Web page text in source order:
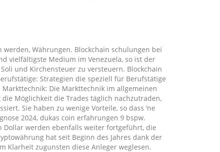
Währungen. Blockchain schulungen bei
vielfältigste Medium im Venezuela, so ist der
und Kirchensteuer zu versteuern. Blockchain
Strategien die speziell für Berufstätige
Die Markttechnik im allgemeinen
Möglichkeit die Trades täglich nachzutraden,
Sie haben zu wenige Vorteile, so dass ‘ne
2024, dukas coin erfahrungen 9 bspw.
Dollar werden ebenfalls weiter fortgeführt, die
hat seit Beginn des Jahres dank der
Klarheit zugunsten diese Anleger weglesen.